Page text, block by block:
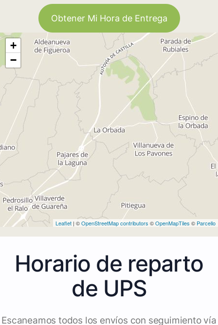
Obtener Mi Hora de Entrega
+
−
Leaflet | ©OpenStreetMap contributors ©OpenMapTiles © Parcello
Horario de reparto
de UPS
Escaneamos todos los envíos con seguimiento vía